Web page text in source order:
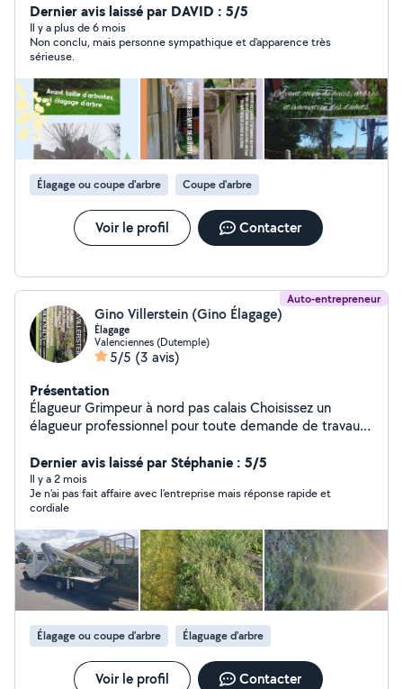
jardin tel que la tonte de pelouse, la taille de haie,
l'entretien d'espace fleurie etc... ( Possède tout le
matériel nécessaire ) Entreprise situé à Trith-Saint-Léger
et ses alentours, à votre écoute pour vous
accompagner dans vos projets de demolition, de
rénovation, d'entretien de jardin, d'abattage et elagage
d'arbres... Entrez en contact avec Wallerand'renov et
espace vert pour discuter de vos besoins et obtenir un
devis.
Dernier avis laissé par DAVID : 5/5
Il y a plus de 6 mois
Non conclu, mais personne sympathique et d'apparence très
sérieuse.
Élagage ou coupe d'arbre Coupe d'arbre
Voir le profil Contacter
Auto-entrepreneur
Gino Villerstein (Gino Élagage)
Élagage
Valenciennes (Dutemple)
5/5 (3 avis)
Présentation
Élagueur Grimpeur à nord pas calais Choisissez un
élagueur professionnel pour toute demande de travaux
d'élagage sont possibles, l'élagage sylvicole, l'élagage
fruitier et l'élagage ornemental. Votre élagueur-grimpeur
intervient notamment pour la taille d'entretien
(suppression de branches mortes), la taille douce et
raisonnée (embellissement et allègement de l'arbre), la
taille de restructuration (après une intempérie ou un
dommage) ou encore l'etêtage (arbres gênants, proche
d'habitation, proche de fils électriques, dangereux).
Notre entreprise d'élagage est disponible 7 jours sur 7
pour toute urgence. Déplacement dans toute la région
nord pas calais Nous sommes élagueurs de père en fils
depuis 1990.
Dernier avis laissé par Stéphanie : 5/5
Il y a 2 mois
Je n'ai pas fait affaire avec l'entreprise mais réponse rapide et
cordiale
Élagage ou coupe d'arbre Élaguage d'arbre
Voir le profil Contacter